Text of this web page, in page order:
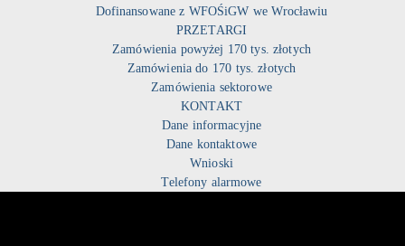
Dofinansowane z WFOŚiGW we Wrocławiu
PRZETARGI
Zamówienia powyżej 170 tys. złotych
Zamówienia do 170 tys. złotych
Zamówienia sektorowe
KONTAKT
Dane informacyjne
Dane kontaktowe
Wnioski
Telefony alarmowe